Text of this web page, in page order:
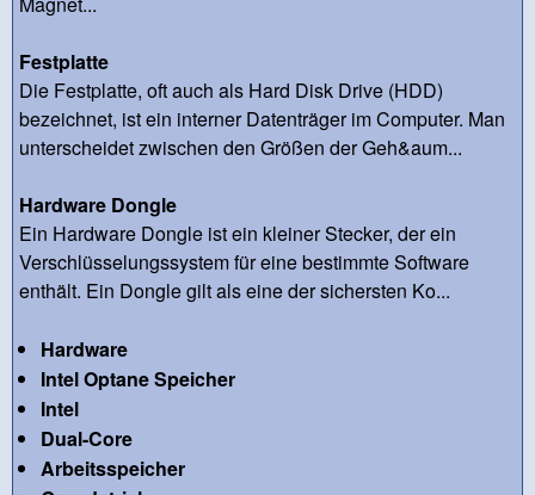
Festplatte
Die Festplatte, oft auch als Hard Disk Drive (HDD)
bezeichnet, ist ein interner Datenträger im Computer. Man
unterscheidet zwischen den Größen der Geh&aum...
Hardware Dongle
Ein Hardware Dongle ist ein kleiner Stecker, der ein
Verschlüsselungssystem für eine bestimmte Software
enthält. Ein Dongle gilt als eine der sichersten Ko...
Hardware
Intel Optane Speicher
Intel
Dual-Core
Arbeitsspeicher